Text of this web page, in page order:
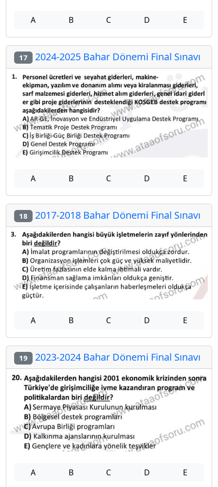
A B C D E
17 2024-2025 Bahar Dönemi Final Sınavı
A B C D E
18 2017-2018 Bahar Dönemi Final Sınavı
A B C D E
19 2023-2024 Bahar Dönemi Final Sınavı
A B C D E